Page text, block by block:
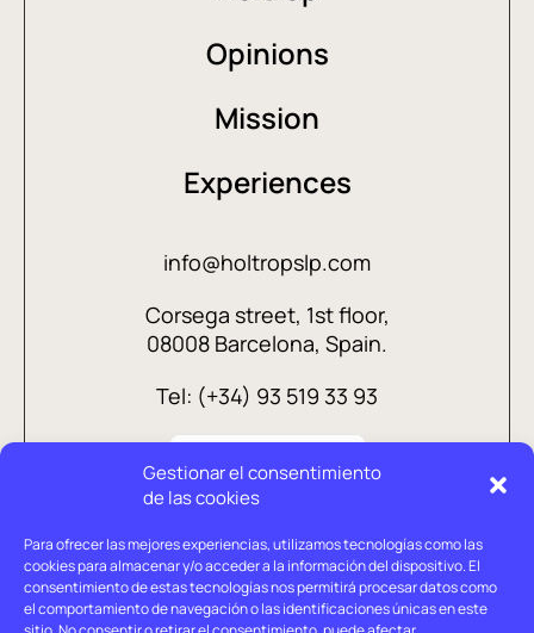
Gestionar el consentimiento
de las cookies
Para ofrecer las mejores experiencias, utilizamos tecnologías como las
cookies para almacenar y/o acceder a la información del dispositivo. El
consentimiento de estas tecnologías nos permitirá procesar datos como
el comportamiento de navegación o las identificaciones únicas en este
Opinions
Mission
Experiences
info@holtropslp.com
Corsega street, 1st floor,
08008 Barcelona, Spain.
Tel: (+34) 93 519 33 93